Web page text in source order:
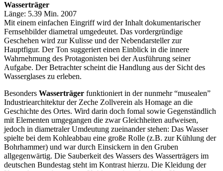
Wasserträger
Länge: 5.39 Min. 2007
Mit einem einfachen Eingriff wird der Inhalt dokumentarischer
Fernsehbilder diametral umgedeutet. Das vordergründige
Geschehen wird zur Kulisse und der Nebendarsteller zur
Hauptfigur. Der Ton suggeriert einen Einblick in die innere
Wahrnehmung des Protagonisten bei der Ausführung seiner
Aufgabe. Der Betrachter scheint die Handlung aus der Sicht des
Wasserglases zu erleben.
Besonders Wasserträger funktioniert in der nunmehr “musealen”
Industriearchitektur der Zeche Zollverein als Homage an die
Geschichte des Ortes. Wird darin doch fomal sowie Gegenständlich
mit Elementen umgegangen die zwar Gleichheiten aufweisen,
jedoch in diametraler Umdeutung zueinander stehen: Das Wasser
spielte bei dem Kohleabbau eine große Rolle (z.B. zur Kühlung der
Bohrhammer) und war durch Einsickern in den Gruben
allgegenwärtig. Die Sauberkeit des Wassers des Wasserträgers im
deutschen Bundestag steht im Kontrast hierzu. Die Kleidung der